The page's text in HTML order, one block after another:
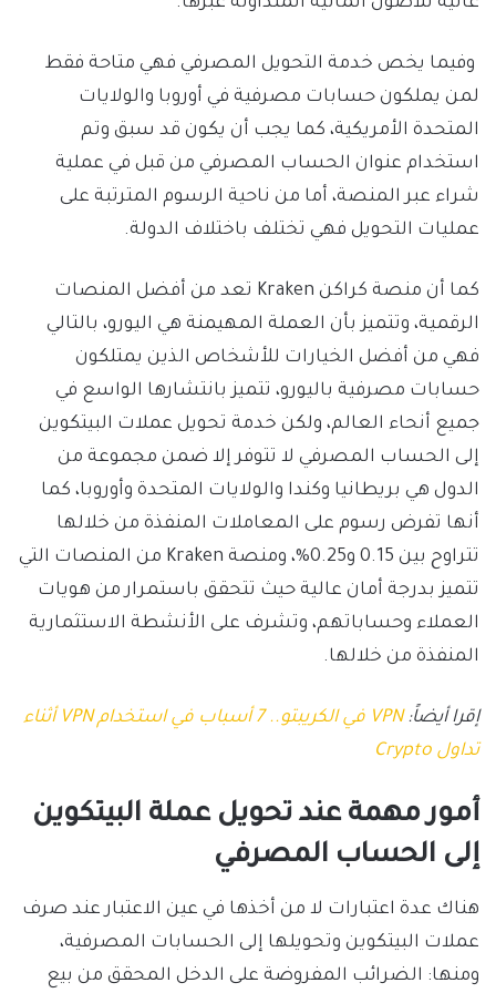
وفيما يخص خدمة التحويل المصرفي فهي متاحة فقط
لمن يملكون حسابات مصرفية في أوروبا والولايات
المتحدة الأمريكية، كما يجب أن يكون قد سبق وتم
استخدام عنوان الحساب المصرفي من قبل في عملية
شراء عبر المنصة، أما من ناحية الرسوم المترتبة على
عمليات التحويل فهي تختلف باختلاف الدولة.
كما أن منصة كراكن Kraken تعد من أفضل المنصات
الرقمية، وتتميز بأن العملة المهيمنة هي اليورو، بالتالي
فهي من أفضل الخيارات للأشخاص الذين يمتلكون
حسابات مصرفية باليورو، تتميز بانتشارها الواسع في
جميع أنحاء العالم، ولكن خدمة تحويل عملات البيتكوين
إلى الحساب المصرفي لا تتوفر إلا ضمن مجموعة من
الدول هي بريطانيا وكندا والولايات المتحدة وأوروبا، كما
أنها تفرض رسوم على المعاملات المنفذة من خلالها
تتراوح بين 0.15 و0.25%، ومنصة Kraken من المنصات التي
تتميز بدرجة أمان عالية حيث تتحقق باستمرار من هويات
العملاء وحساباتهم، وتشرف على الأنشطة الاستثمارية
المنفذة من خلالها.
إقرا أيضاً:
VPN في الكريبتو.. 7 أسباب في استخدام VPN أثناء
تداول Crypto
أمور مهمة عند تحويل عملة البيتكوين
إلى الحساب المصرفي
هناك عدة اعتبارات لا من أخذها في عين الاعتبار عند صرف
عملات البيتكوين وتحويلها إلى الحسابات المصرفية،
ومنها: الضرائب المفروضة على الدخل المحقق من بيع